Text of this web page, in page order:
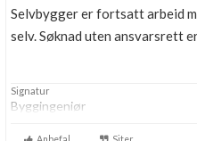
Selvbygger er fortsatt arbeid
selv. Søknad uten ansvarsrett
Signatur
Byggingeniør